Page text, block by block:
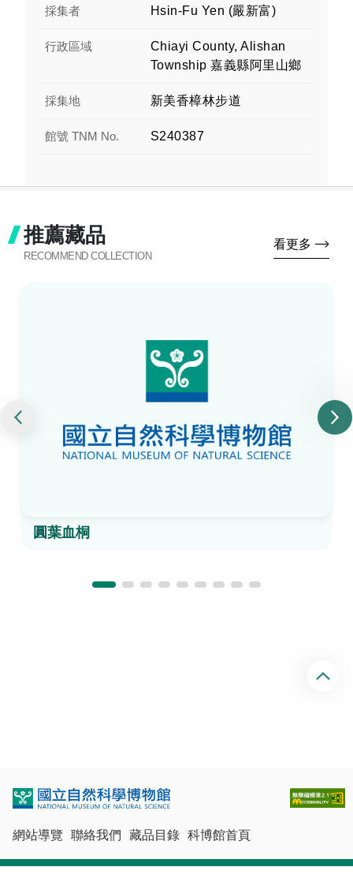
採集者 Hsin-Fu Yen (嚴新富)
行政區域
Chiayi County, Alishan
Township 嘉義縣阿里山鄉
採集地 新美香樟林步道
館號 TNM No. S240387
推薦藏品
RECOMMEND COLLECTION
看更多
圓葉血桐
網站導覽 聯絡我們 藏品目錄 科博館首頁
回
頂
端